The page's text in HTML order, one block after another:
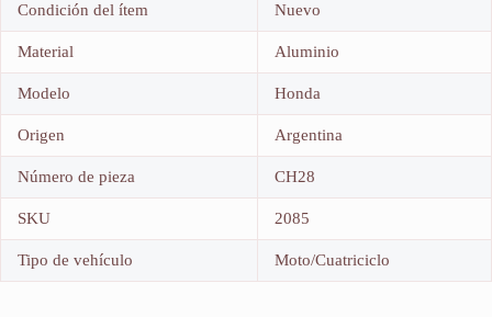
Condición del ítem Nuevo
Material Aluminio
Modelo Honda
Origen Argentina
Número de pieza CH28
SKU 2085
Tipo de vehículo Moto/Cuatriciclo